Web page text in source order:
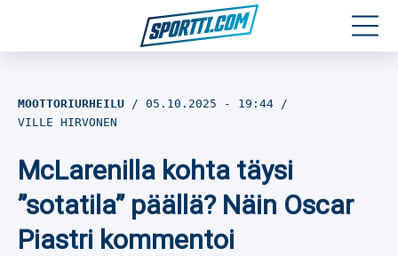
Jalkapallo
Yleisurheilu
MOOTTORIURHEILU 05.10.2025 - 19:44
VILLE HIRVONEN
McLarenilla kohta täysi
”sotatila” päällä? Näin Oscar
Piastri kommentoi